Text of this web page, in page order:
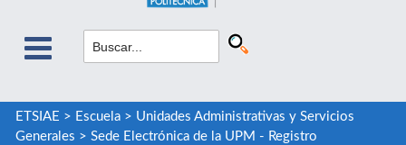
ETSIAE > Escuela> Unidades Administrativas y Servicios
Generales > Sede Electrónica de la UPM - Registro